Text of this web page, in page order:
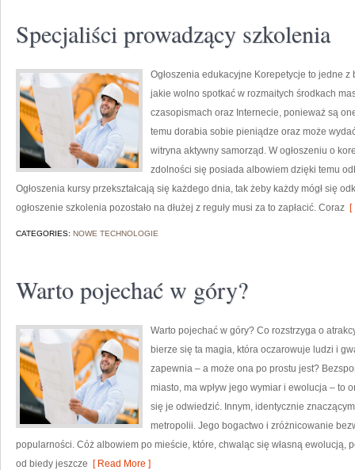
Specjaliści prowadzący szkolenia
Ogłoszenia edukacyjne Korepetycje to jedne
jakie wolno spotkać w rozmaitych środkach
czasopismach oraz Internecie, ponieważ są
temu dorabia sobie pieniądze oraz może
witryna aktywny samorząd. W ogłoszeniu o
zdolności się posiada albowiem dzięki temu
Ogłoszenia kursy przekształcają się każdego dnia, tak żeby każdy mógł się
ogłoszenie szkolenia pozostało na dłużej z reguły musi za to zapłacić. Coraz [
CATEGORIES: NOWE TECHNOLOGIE
Warto pojechać w góry?
Warto pojechać w góry? Co rozstrzyga o
bierze się ta magia, która oczarowuje ludzi i
zapewnia – a może ona po prostu jest?
miasto, ma wpływ jego wymiar i ewolucja – to
się je odwiedzić. Innym, identycznie
metropolii. Jego bogactwo i zróżnicowanie
popularności. Cóż albowiem po mieście, które, chwaląc się własną ewolucją,
od biedy jeszcze [ Read More ]